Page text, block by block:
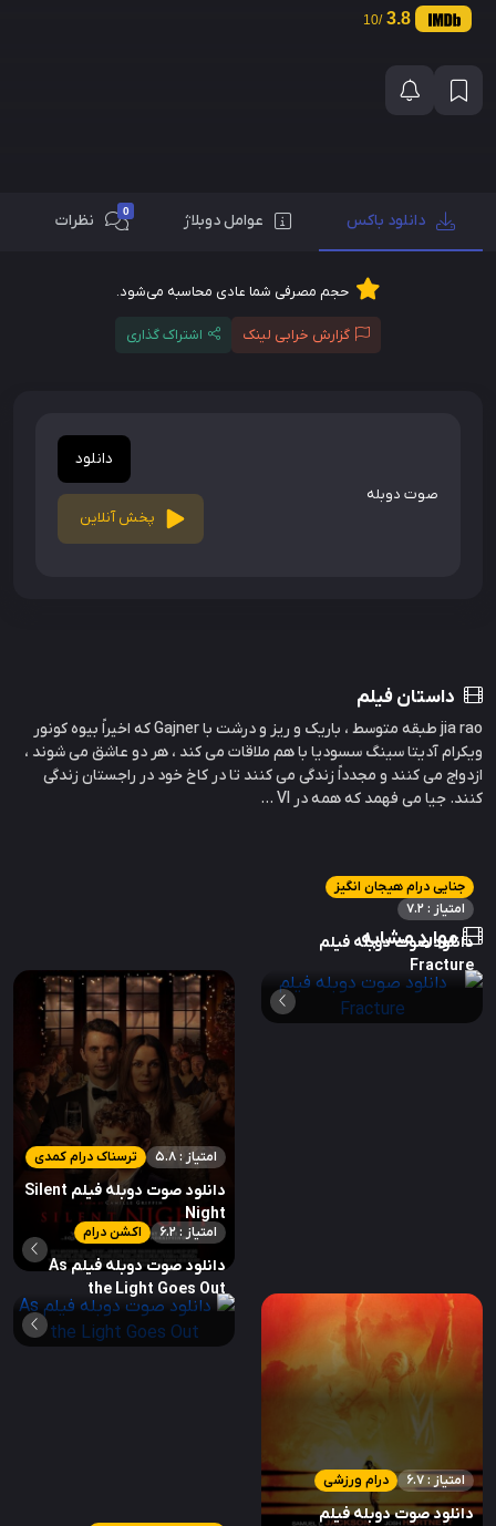
3.8
/10
دانلود باکس عوامل دوبلاژ 0 نظرات
حجم مصرفی شما عادی محاسبه می‌شود.
گزارش خرابی لینک اشتراک گذاری
صوت دوبله
دانلود
پخش آنلاین
داستان فیلم
jia rao طبقه متوسط ​​، باریک و ریز و درشت با Gajner که اخیراً بیوه کونور
ویکرام آدیتا سینگ سسودیا با هم ملاقات می کند ، هر دو عاشق می شوند ،
ازدواج می کنند و مجدداً زندگی می کنند تا در کاخ خود در راجستان زندگی
کنند. جیا می فهمد که همه در VI ...
موارد مشابه
جنایی درام هیجان انگیز
امتیاز : 7.2
دانلود صوت دوبله فیلم
Fracture
ترسناک درام کمدی امتیاز : 5.8
دانلود صوت دوبله فیلم Silent
Night
درام ورزشی امتیاز : 6.7
دانلود صوت دوبله فیلم
اکشن درام امتیاز : 6.2
دانلود صوت دوبله فیلم As
the Light Goes Out